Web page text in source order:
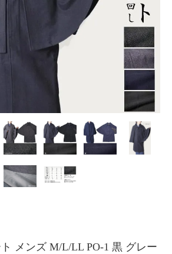
ト メンズ M/L/LL PO-1 黒 グレー